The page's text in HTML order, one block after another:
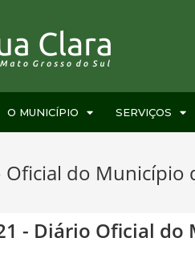
O MUNICÍPIO SERVIÇOS
Oficial do
- Diário Oficial